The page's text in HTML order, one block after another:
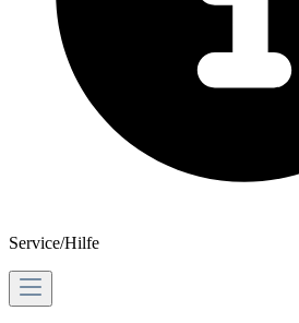
Service/Hilfe